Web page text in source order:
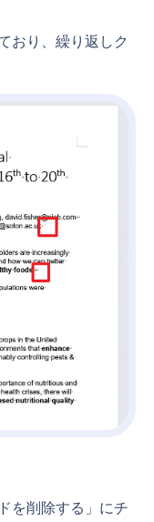
おり、繰り返しク